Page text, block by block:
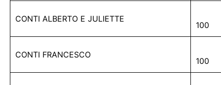
CONTI ALBERTO E JULIETTE
100
CONTI FRANCESCO
100